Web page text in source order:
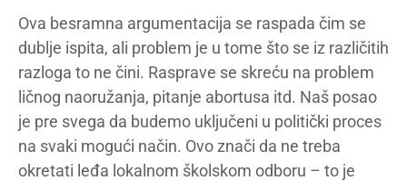
Ova besramna argumentacija se raspada čim se
dublje ispita, ali problem je u tome što se iz različitih
razloga to ne čini. Rasprave se skreću na problem
ličnog naoružanja, pitanje abortusa itd. Naš posao
je pre svega da budemo uključeni u politički proces
na svaki mogući način. Ovo znači da ne treba
okretati leđa lokalnom školskom odboru – to je